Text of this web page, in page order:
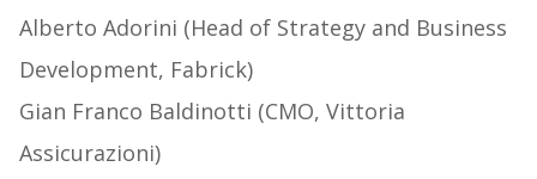
Alberto Adorini (Head of Strategy and Business
Development, Fabrick)
Gian Franco Baldinotti (CMO, Vittoria
Assicurazioni)